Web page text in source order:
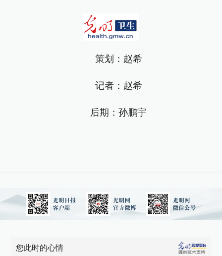
策划：赵希
记者：赵希
后期：孙鹏宇
您此时的心情